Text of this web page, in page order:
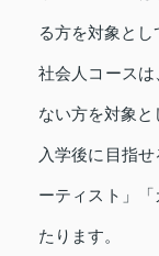
る方を対象とし
社会人コース
ない方を対象と
入学後に目指
ーティスト」
たります。